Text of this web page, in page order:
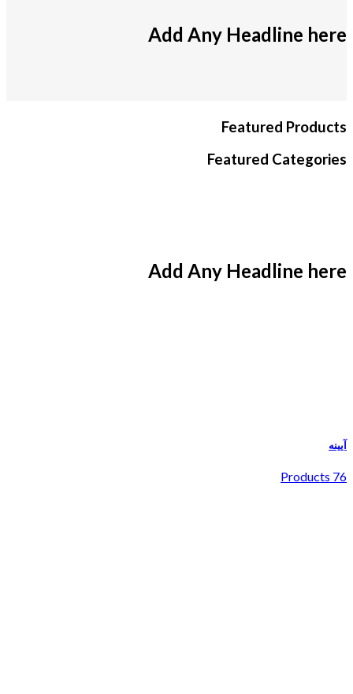
Add Any Headline here
Add Any Headline here
Featured Products
Featured Categories
آیینه
76 Products